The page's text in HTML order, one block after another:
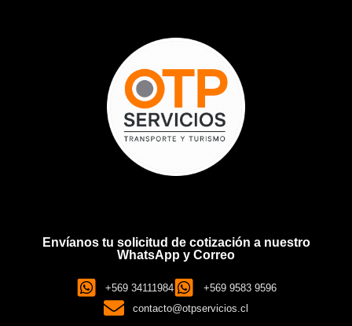
Envíanos tu solicitud de cotización a nuestro
WhatsApp y Correo
+569 34111984
+569 9583 9596
contacto@otpservicios.cl